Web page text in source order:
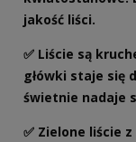
jakość liści.
✅ Liście są
główki staje się
świetnie nadaje
✅ Zielone liście